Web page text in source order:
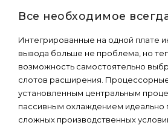
Все необходимое
Интегрированные на одной плате
вывода больше не проблема, но
возможность самостоятельно
слотов расширения.
установленным центральным
пассивным охлаждением идеально
сложных производственных